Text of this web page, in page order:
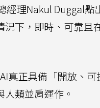
經理Nakul Duggal點
下，即時、可靠且
真正具備「開放、
類並肩運作。